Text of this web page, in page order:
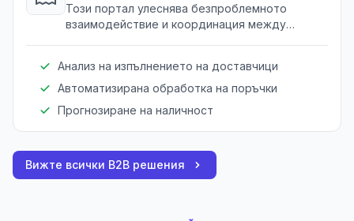
Този портал улеснява безпроблемното
взаимодействие и координация между
Анализ на изпълнението на доставчици
Автоматизирана обработка на поръчки
Прогнозиране на наличност
Вижте всички B2B решения